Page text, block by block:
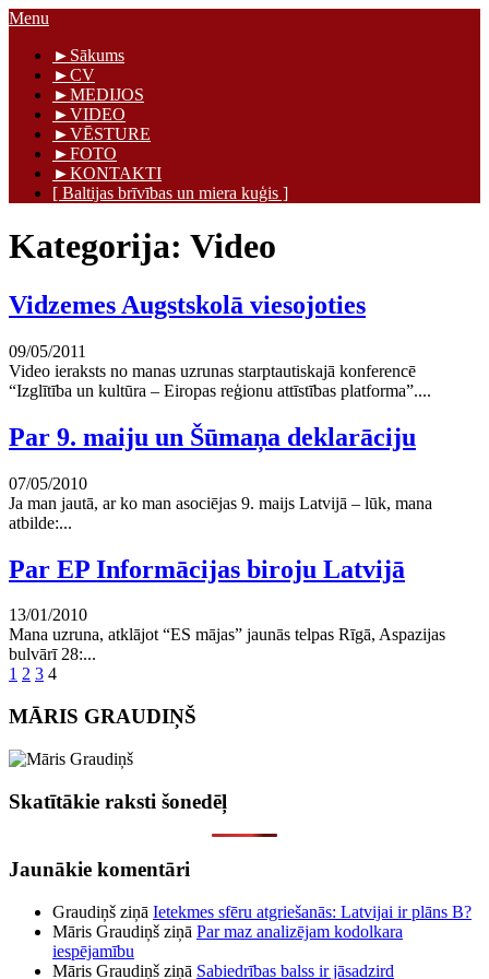
Skip
content
Māris Graudiņš
Menu
►Sākums
►CV
►MEDIJOS
►VIDEO
►VĒSTURE
►FOTO
►KONTAKTI
[ Baltijas brīvības un miera kuģis ]
Kategorija: Video
Vidzemes Augstskolā viesojoties
09/05/2011
Video ieraksts no manas uzrunas starptautiskajā konferencē
“Izglītība un kultūra – Eiropas reģionu attīstības platforma”....
Par 9. maiju un Šūmaņa deklarāciju
07/05/2010
Ja man jautā, ar ko man asociējas 9. maijs Latvijā – lūk, mana
atbilde:...
Par EP Informācijas biroju Latvijā
13/01/2010
Mana uzruna, atklājot “ES mājas” jaunās telpas Rīgā, Aspazijas
bulvārī 28:...
Ziņu
numerācija
lappusēm
1 2 3 4
MĀRIS GRAUDIŅŠ
Skatītākie raksti šonedēļ
Jaunākie komentāri
Graudiņš ziņā Ietekmes sfēru atgriešanās: Latvijai ir plāns B?
Māris Graudiņš ziņā Par maz analizējam kodolkara
iespējamību
Māris Graudiņš ziņā Sabiedrības balss ir jāsadzird